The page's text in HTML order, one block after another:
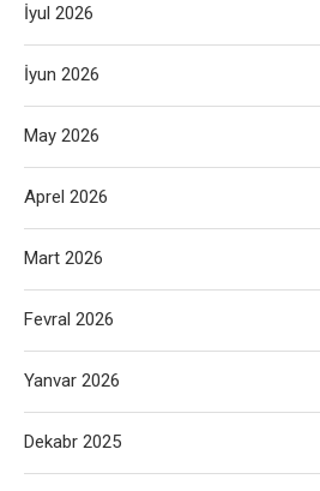
İyul 2026
İyun 2026
May 2026
Aprel 2026
Mart 2026
Fevral 2026
Yanvar 2026
Dekabr 2025